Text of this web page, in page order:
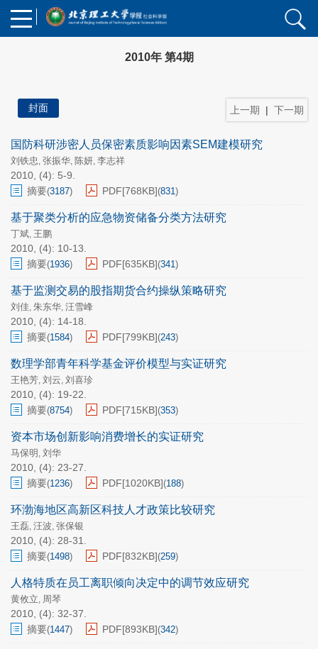
2010年 第4期
上一期 | 下一期
封面
国防科研涉密人员保密素质影响因素SEM建模研究
刘铁忠, 张振华, 陈妍, 李志祥
2010, (4): 5-9.
摘要(3187) PDF[768KB](831)
基于聚类分析的应急物资储备分类方法研究
丁斌, 王鹏
2010, (4): 10-13.
摘要(1936) PDF[635KB](341)
基于监测交易的股指期货合约操纵策略研究
刘佳, 朱东华, 汪雪峰
2010, (4): 14-18.
摘要(1584) PDF[799KB](243)
数理学部青年科学基金评价模型与实证研究
王艳芳, 刘云, 刘喜珍
2010, (4): 19-22.
摘要(8754) PDF[715KB](353)
资本市场创新影响消费增长的实证研究
马保明 , 刘华
2010, (4): 23-27.
摘要(1236) PDF[1020KB](188)
环渤海地区高新区科技人才政策比较研究
王磊, 汪波, 张保银
2010, (4): 28-31.
摘要(1498) PDF[832KB](259)
人格特质在员工离职倾向决定中的调节效应研究
黄攸立, 周琴
2010, (4): 32-37.
摘要(1447) PDF[893KB](342)